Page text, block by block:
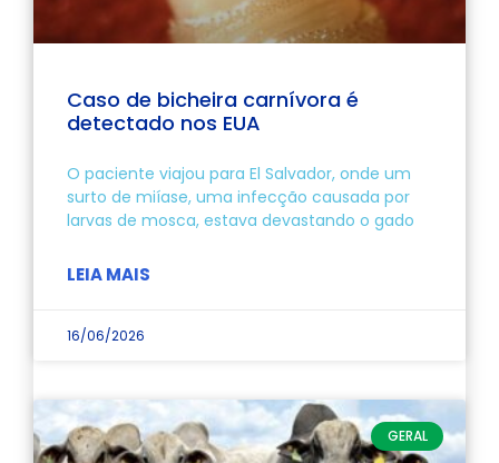
Caso de bicheira carnívora é
detectado nos EUA
O paciente viajou para El Salvador, onde um
surto de miíase, uma infecção causada por
larvas de mosca, estava devastando o gado
LEIA MAIS
16/06/2026
GERAL